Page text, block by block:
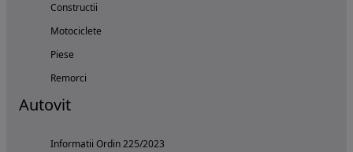
Constructii
Motociclete
Piese
Remorci
Autovit
Informatii Ordin 225/2023